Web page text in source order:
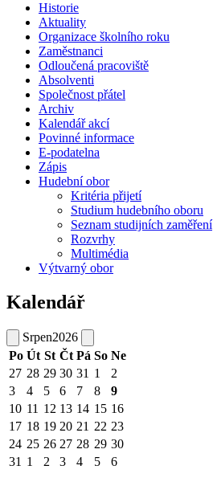
Historie
Aktuality
Organizace školního roku
Zaměstnanci
Odloučená pracoviště
Absolventi
Společnost přátel
Archiv
Kalendář akcí
Povinné informace
E-podatelna
Zápis
Hudební obor
Kritéria přijetí
Studium hudebního oboru
Seznam studijních zaměření
Rozvrhy
Multimédia
Výtvarný obor
Kalendář
Srpen2026
Po Út St Čt Pá So Ne
27 28 29 30 31 1
2
3
4 5 6 7 8
9
10 11 12 13 14 15 16
17 18 19 20 21 22 23
24 25 26 27 28 29 30
31 1 2 3 4 5 6